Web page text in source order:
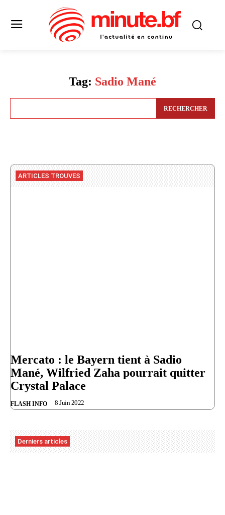
Tag: Sadio Mané
RECHERCHER
ARTICLES TROUVES
Mercato : le Bayern tient à Sadio
Mané, Wilfried Zaha pourrait quitter
Crystal Palace
FLASH INFO 8 Juin 2022
Derniers articles